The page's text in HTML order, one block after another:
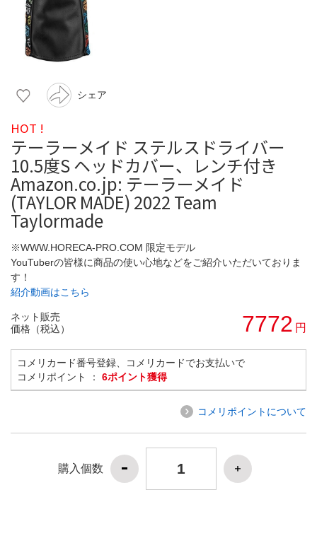
シェア
HOT !
テーラーメイド ステルスドライバー
10.5度S ヘッドカバー、レンチ付き
Amazon.co.jp: テーラーメイド
(TAYLOR MADE) 2022 Team
Taylormade
※WWW.HORECA-PRO.COM 限定モデル
YouTuberの皆様に商品の使い心地などをご紹介いただいておりま
す！
紹介動画はこちら
ネット販売
価格（税込）
7772 円
コメリカード番号登録、コメリカードでお支払いで
コメリポイント ： 6ポイント獲得
コメリポイントについて
購入個数